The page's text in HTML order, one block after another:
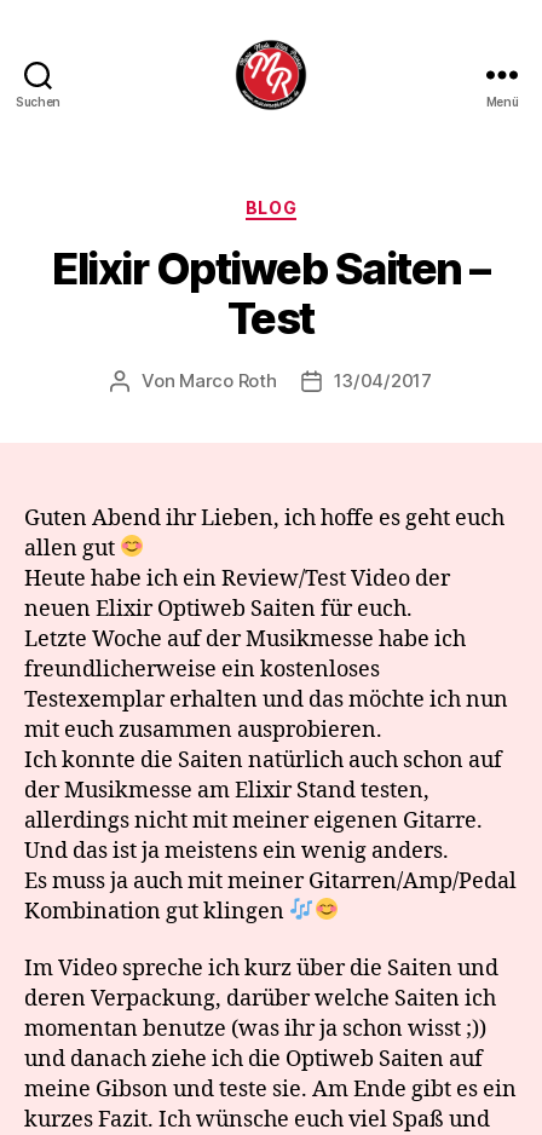
Suchen Menü
Kategorien
BLOG
Elixir Optiweb Saiten –
Test
Beitragsautor
Von Marco Roth Veröffentlichungsdatum
13/04/2017
Guten Abend ihr Lieben, ich hoffe es geht euch
allen gut
Heute habe ich ein Review/Test Video der
neuen Elixir Optiweb Saiten für euch.
Letzte Woche auf der Musikmesse habe ich
freundlicherweise ein kostenloses
Testexemplar erhalten und das möchte ich nun
mit euch zusammen ausprobieren.
Ich konnte die Saiten natürlich auch schon auf
der Musikmesse am Elixir Stand testen,
allerdings nicht mit meiner eigenen Gitarre.
Und das ist ja meistens ein wenig anders.
Es muss ja auch mit meiner Gitarren/Amp/Pedal
Kombination gut klingen
Im Video spreche ich kurz über die Saiten und
deren Verpackung, darüber welche Saiten ich
momentan benutze (was ihr ja schon wisst ;))
und danach ziehe ich die Optiweb Saiten auf
meine Gibson und teste sie. Am Ende gibt es ein
kurzes Fazit. Ich wünsche euch viel Spaß und